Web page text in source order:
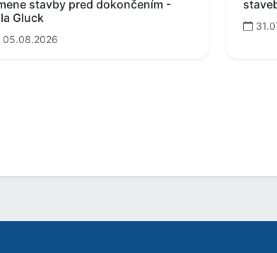
stavby pred dokončením -
Gluck
05.08.2026